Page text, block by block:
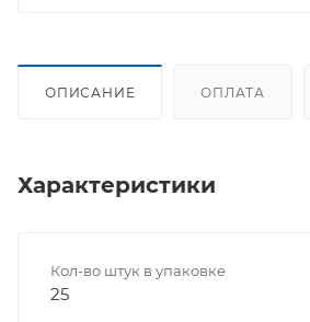
ОПИСАНИЕ ОПЛАТА
Характеристики
Кол-во штук в упаковке
25